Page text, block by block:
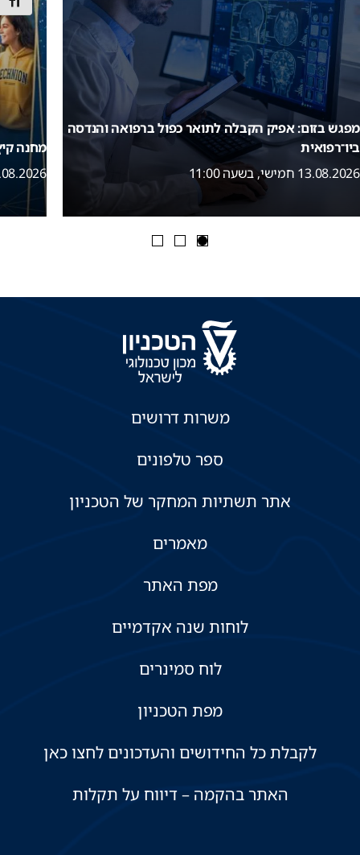
מפגש בזום: אפיק הקבלה לתואר כפול ברפואה והנדסה
ביו־רפואית
13.08.2026 חמישי, בשעה 11:00
מחנה
16.08.2026 ראשון,
משרות דרושים
ספר טלפונים
אתר תשתיות המחקר של הטכניון
מאמרים
מפת האתר
לוחות שנה אקדמיים
לוח סמינרים
מפת הטכניון
לקבלת כל החידושים והעדכונים לחצו כאן
האתר בהקמה – דיווח על תקלות